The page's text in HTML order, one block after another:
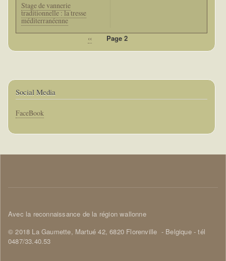
Stage de vannerie
traditionnelle : la tresse
méditerranéenne
Page
‹‹ Page 2
Social Media
Corps
FaceBook
Corps
Avec la reconnaissance de la région wallonne
© 2018 La Gaumette, Martué 42, 6820 Florenville - Belgique - tél
0487/33.40.53